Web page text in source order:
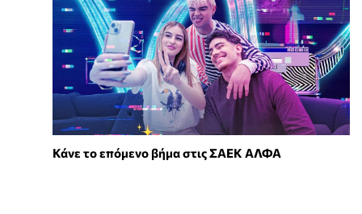
Κάνε το επόμενο βήμα στις ΣΑΕΚ ΑΛΦΑ